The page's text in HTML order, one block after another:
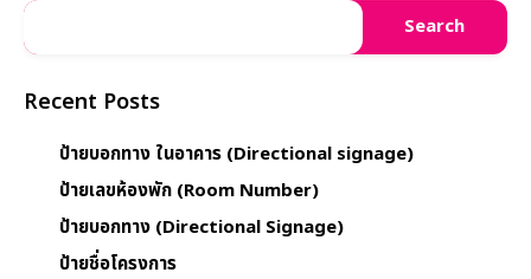
Search
Recent Posts
ป้ายบอกทาง ในอาคาร (Directional signage)
ป้ายเลขห้องพัก (Room Number)
ป้ายบอกทาง (Directional Signage)
ป้ายชื่อโครงการ